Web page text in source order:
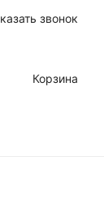
звонок
Корзина